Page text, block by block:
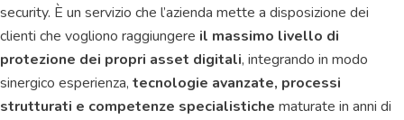
security. È un servizio che l’azienda mette a disposizione dei
clienti che vogliono raggiungere il massimo livello di
protezione dei propri asset digitali, integrando in modo
sinergico esperienza, tecnologie avanzate, processi
strutturati e competenze specialistiche maturate in anni di